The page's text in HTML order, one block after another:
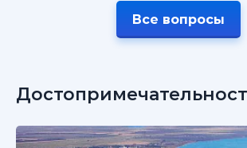
Все вопросы